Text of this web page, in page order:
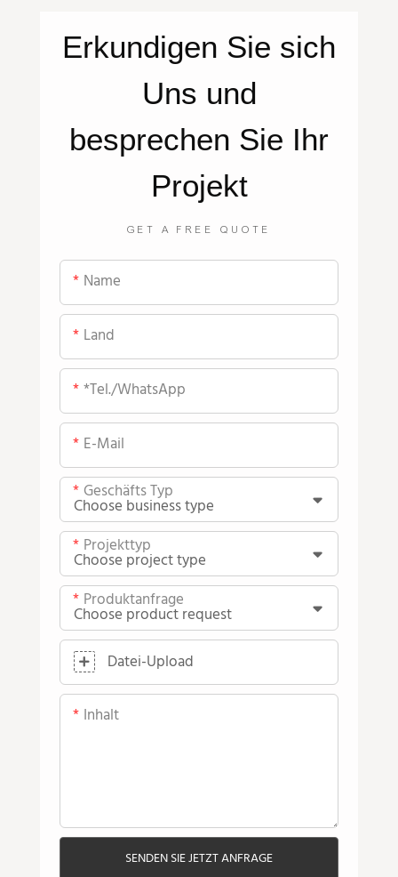
Erkundigen Sie sich
Uns und
besprechen Sie Ihr
Projekt
GET A FREE QUOTE
Name
Land
*Tel./WhatsApp
E-Mail
Geschäfts Typ
Projekttyp
Produktanfrage
Datei-Upload
Inhalt
SENDEN SIE JETZT ANFRAGE